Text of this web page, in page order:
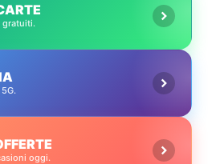
gratuiti.
oggi.